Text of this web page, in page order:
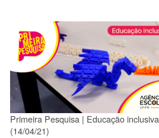
Primeira Pesquisa | Educação inclusiva
(14/04/21)